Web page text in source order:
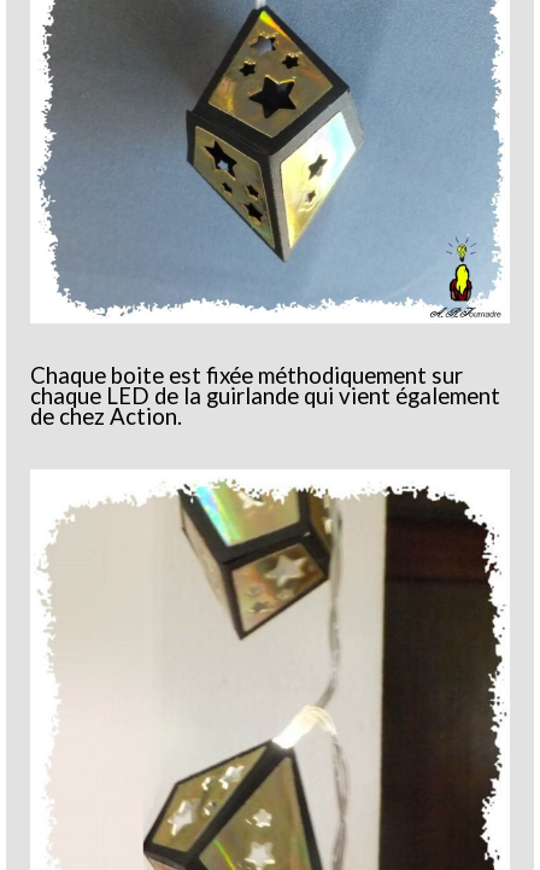
Chaque boite est fixée méthodiquement sur
chaque LED de la guirlande qui vient également
de chez Action.